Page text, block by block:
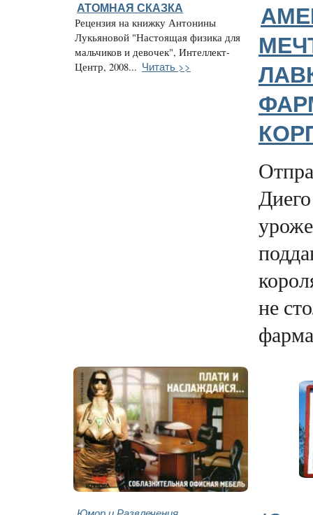
АТОМНАЯ СКАЗКА
Рецензия на книжку Антонины
Лукьяновой "Настоящая физика для
мальчиков и девочек", Интеллект-
Центр, 2008... Читать >>
не